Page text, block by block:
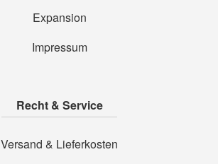
Expansion
Impressum
Recht & Service
Versand & Lieferkosten